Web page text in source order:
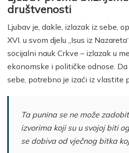
društvenosti
Ljubav je, dakle, izlazak iz sebe,
XVI. u svom djelu „Isus iz
socijalni nauk Crkve – izlazak u
ekonomske i političke odnose.
sebe, potrebno je izaći iz vlastite
Ta punina se ne može
izvorima koji su u svojoj biti
se dobiva od vječnog bitka